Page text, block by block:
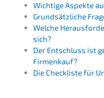
Wichti­ge Aspek­te
Grund­sätz­li­che
Welche
sich?
Der Entschluss ist
Firmenkauf?
Die Check­lis­te für